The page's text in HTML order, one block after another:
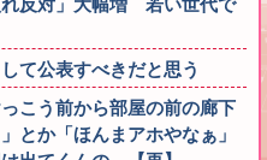
れ反対」大幅増 若い世代で
て公表すべきだと思う
こう前から部屋の前の廊下
とか「ほんまアホやなぁ」